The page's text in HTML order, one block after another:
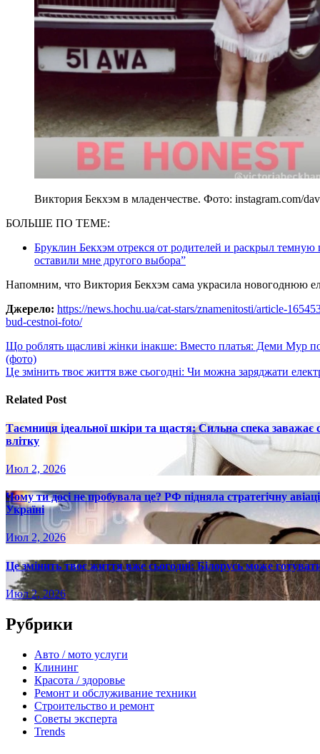
Виктория Бекхэм в младенчестве. Фото: instagram.com/
БОЛЬШЕ ПО ТЕМЕ:
Бруклин Бекхэм отрекся от родителей и раскрыл
оставили мне другого выбора”
Напомним, что Виктория Бекхэм сама украсила новогоднюю
Джерело: https://news.hochu.ua/cat-stars/znamenitosti/article-
bud-cestnoi-foto/
Навигация
по
Що роблять щасливі жінки інакше: Вместо платья: Деми Мур
(фото)
Це змінить твоє життя вже сьогодні: Чи можна заряджати
Related Post
Таємниця ідеальної шкіри та щастя: Сильна спека
влітку
Июл 2, 2026
Чому ти досі не пробувала це? РФ підняла стратегічну
Україні
Июл 2, 2026
Це змінить твоє життя вже сьогодні: Білорусь може
Июл 2, 2026
Рубрики
Авто / мото услуги
Клининг
Красота / здоровье
Ремонт и обслуживание техники
Строительство и ремонт
Советы эксперта
Trends